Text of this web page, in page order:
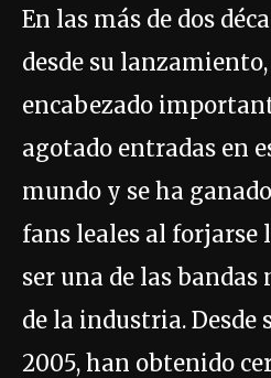
En las más de dos
desde su lanzamiento,
encabezado
agotado entradas en
mundo y se ha
fans leales al forjarse
ser una de las
de la industria. Desde
2005, han obtenido